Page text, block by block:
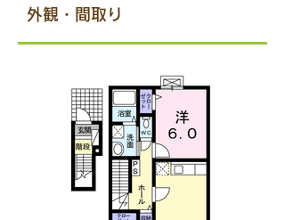
​外観・間取り